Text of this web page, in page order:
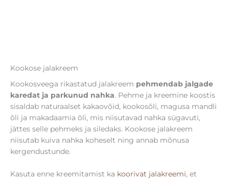
Kookose jalakreem
Kookosveega rikastatud jalakreem pehmendab jalgade
karedat ja parkunud nahka. Pehme ja kreemine koostis
sisaldab naturaalset kakaovõid, kookosõli, magusa mandli
õli ja makadaamia õli, mis niisutavad nahka sügavuti,
jättes selle pehmeks ja siledaks. Kookose jalakreem
niisutab kuiva nahka koheselt ning annab mõnusa
kergendustunde.
Kasuta enne kreemitamist ka koorivat jalakreemi, et